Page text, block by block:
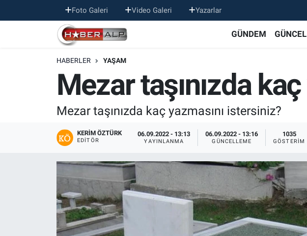
Foto Galeri Video Galeri Yazarlar
GÜNDEM GÜNCEL
HABERLER YAŞAM
Mezar taşınızda
Mezar taşınızda kaç yazmasını istersiniz?
KERIM ÖZTÜRK
EDITÖR
06.09.2022 - 13:13
YAYINLANMA
06.09.2022 - 13:16
GÜNCELLEME
1035
GÖSTERIM
Nöbetçi Eczaneler
Hava Durumu
Trafik Durumu
Süper Lig Puan Durumu ve Fikstür
Tüm Manşetler
Son Dakika Haberleri